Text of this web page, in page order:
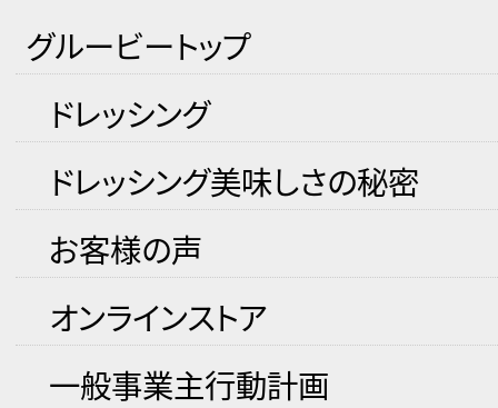
グルービートップ
ドレッシング
ドレッシング美味しさの秘密
お客様の声
オンラインストア
一般事業主行動計画